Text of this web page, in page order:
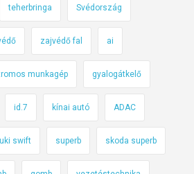
teherbringa Svédország
zajvédő fal ai
munkagép gyalogátkelő
id.7 kínai autó ADAC
swift superb skoda superb